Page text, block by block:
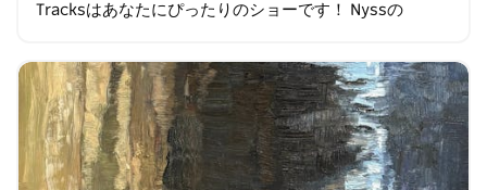
Tracksはあなたにぴったりのショーです！ Nyssの